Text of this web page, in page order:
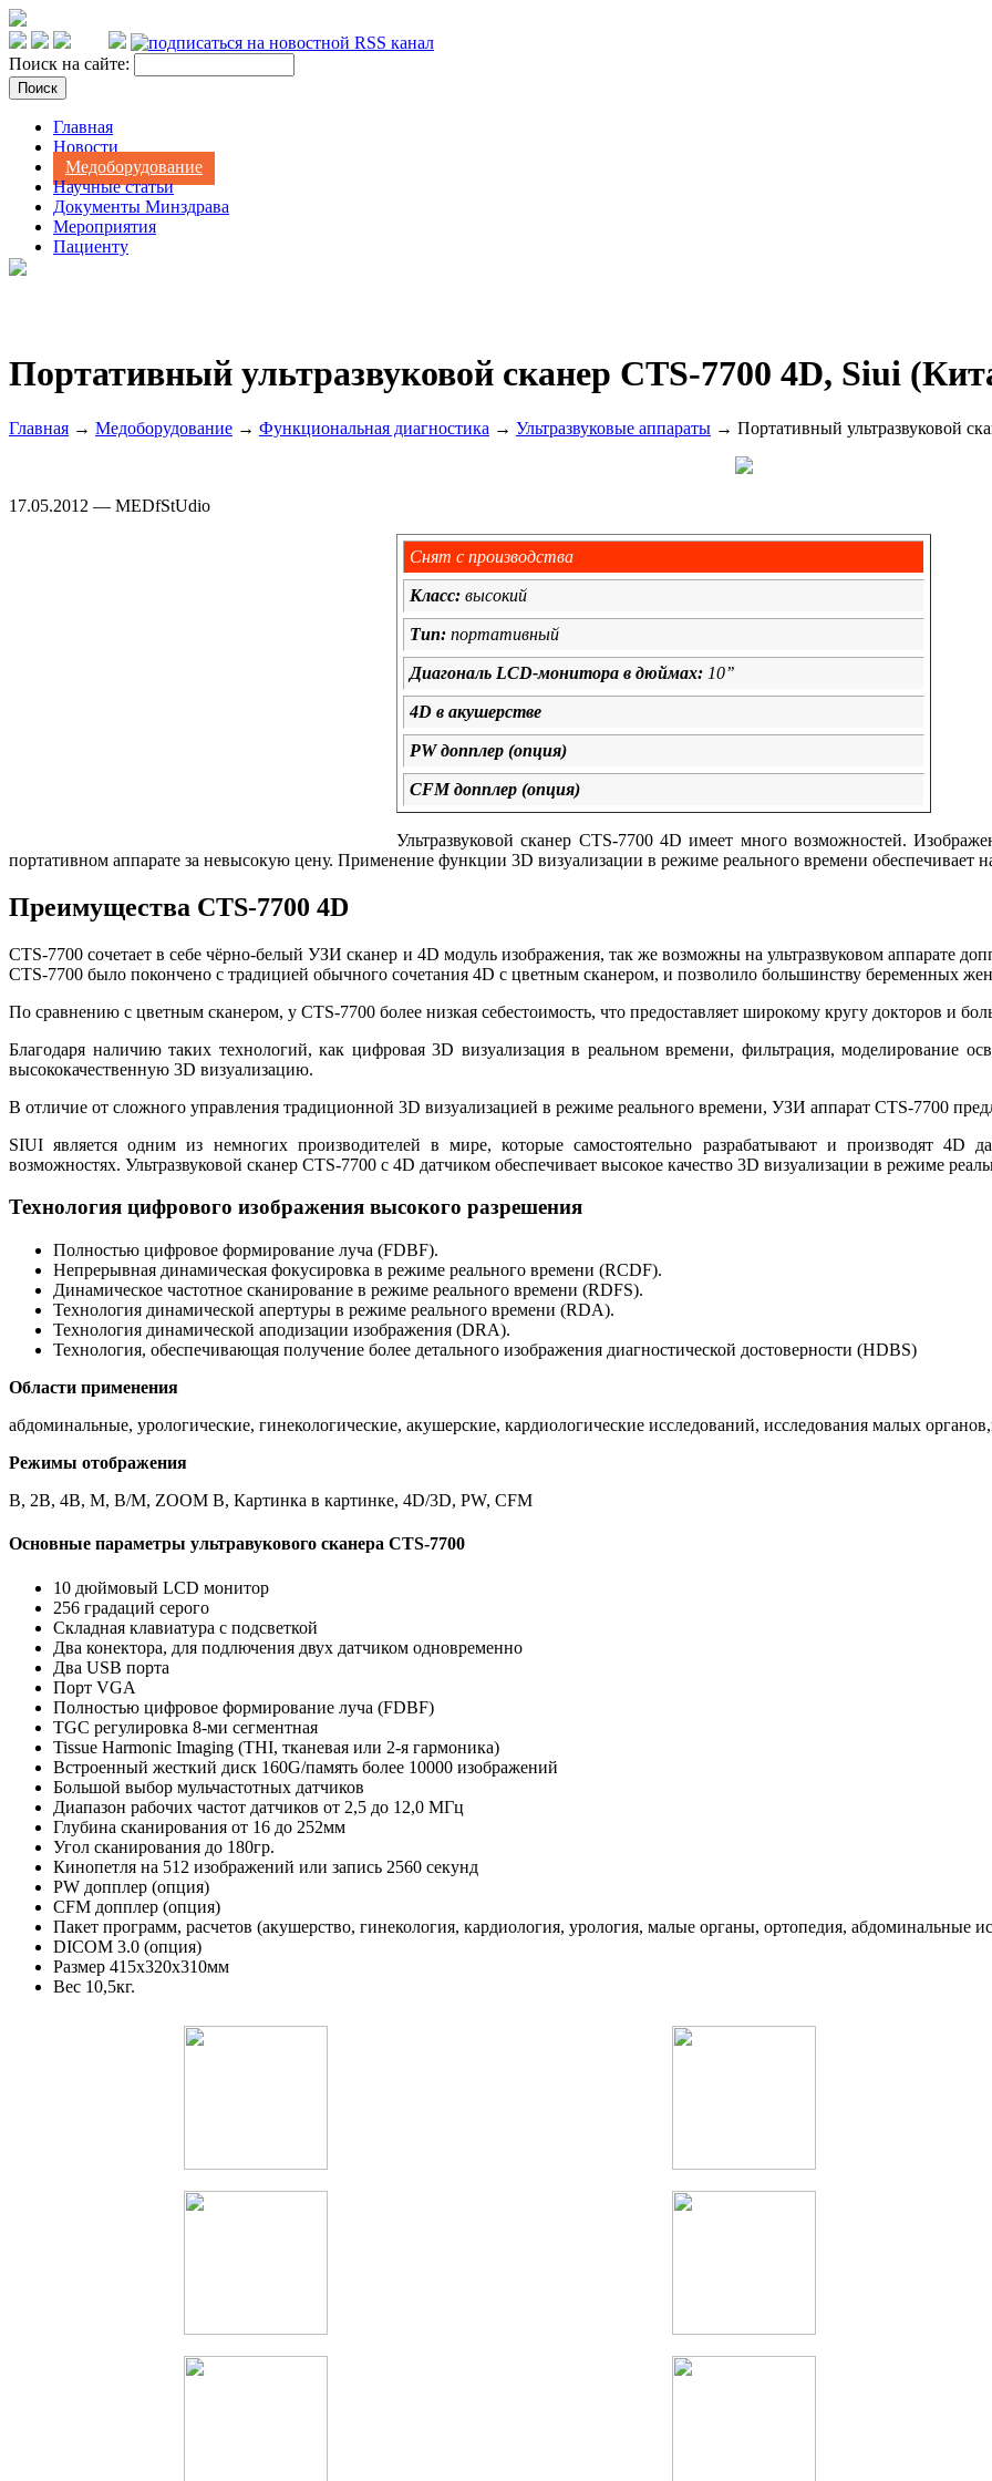
Поиск на сайте:
Главная
Новости
Медоборудование
Научные статьи
Документы Минздрава
Мероприятия
Пациенту
Портативный ультразвуковой сканер CTS-7700 4D, Siui
Главная → Медоборудование → Функциональная диагностика → Ультразвуковые аппараты → Портативный ультразвуковой
17.05.2012 — MEDfStUdio
Снят с производства
Класс: высокий
Тип: портативный
Диагональ LCD-монитора в дюймах: 10’’
4D в акушерстве
PW допплер (опция)
CFM допплер (опция)
Ультразвуковой сканер CTS-7700 4D имеет много возможностей.
портативном аппарате за невысокую цену. Применение функции 3D визуализации в режиме реального времени обеспечивает
Преимущества CTS-7700 4D
CTS-7700 сочетает в себе чёрно-белый УЗИ сканер и 4D модуль изображения, так же возможны на ультразвуковом аппарате
CTS-7700 было покончено с традицией обычного сочетания 4D с цветным сканером, и позволило большинству беременных
По сравнению с цветным сканером, у CTS-7700 более низкая себестоимость, что предоставляет широкому кругу докторов и
Благодаря наличию таких технологий, как цифровая 3D визуализация в реальном времени, фильтрация, моделирование
высококачественную 3D визуализацию.
В отличие от сложного управления традиционной 3D визуализацией в режиме реального времени, УЗИ аппарат CTS-7700
SIUI является одним из немногих производителей в мире, которые самостоятельно разрабатывают и производят 4D
возможностях. Ультразвуковой сканер CTS-7700 с 4D датчиком обеспечивает высокое качество 3D визуализации в режиме
Технология цифрового изображения высокого разрешения
Полностью цифровое формирование луча (FDBF).
Непрерывная динамическая фокусировка в режиме реального времени (RCDF).
Динамическое частотное сканирование в режиме реального времени (RDFS).
Технология динамической апертуры в режиме реального времени (RDA).
Технология динамической аподизации изображения (DRA).
Технология, обеспечивающая получение более детального изображения диагностической достоверности (HDBS)
Области применения
абдоминальные, урологические, гинекологические, акушерские, кардиологические исследований, исследования малых
Режимы отображения
B, 2B, 4B, M, B/M, ZOOM B, Картинка в картинке, 4D/3D, PW, CFM
Основные параметры ультравукового сканера CTS-7700
10 дюймовый LCD монитор
256 градаций серого
Складная клавиатура с подсветкой
Два конектора, для подлючения двух датчиком одновременно
Два USB порта
Порт VGA
Полностью цифровое формирование луча (FDBF)
TGC регулировка 8-ми сегментная
Tissue Harmonic Imaging (THI, тканевая или 2-я гармоника)
Встроенный жесткий диск 160G/память более 10000 изображений
Большой выбор мульчастотных датчиков
Диапазон рабочих частот датчиков от 2,5 до 12,0 МГц
Глубина сканирования от 16 до 252мм
Угол сканирования до 180гр.
Кинопетля на 512 изображений или запись 2560 секунд
PW допплер (опция)
CFM допплер (опция)
Пакет программ, расчетов (акушерство, гинекология, кардиология, урология, малые органы, ортопедия, абдоминальные
DICOM 3.0 (опция)
Размер 415х320х310мм
Вес 10,5кг.